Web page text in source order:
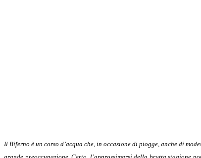
Il Biferno è un corso d’acqua che, in occasione di piogge, anche di